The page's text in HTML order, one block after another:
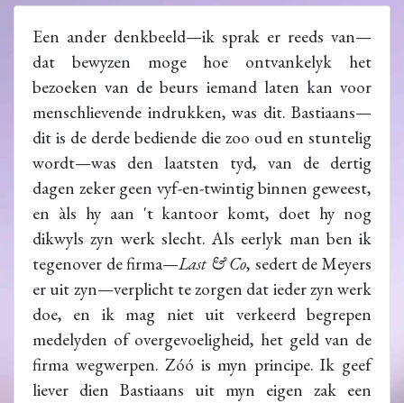
Een ander denkbeeld—ik sprak er reeds van—
dat bewyzen moge hoe ontvankelyk het
bezoeken van de beurs iemand laten kan voor
menschlievende indrukken, was dit. Bastiaans—
dit is de derde bediende die zoo oud en stuntelig
wordt—was den laatsten tyd, van de dertig
dagen zeker geen vyf-en-twintig binnen geweest,
en àls hy aan 't kantoor komt, doet hy nog
dikwyls zyn werk slecht. Als eerlyk man ben ik
tegenover de firma—Last & Co, sedert de Meyers
er uit zyn—verplicht te zorgen dat ieder zyn werk
doe, en ik mag niet uit verkeerd begrepen
medelyden of overgevoeligheid, het geld van de
firma wegwerpen. Zóó is myn principe. Ik geef
liever dien Bastiaans uit myn eigen zak een